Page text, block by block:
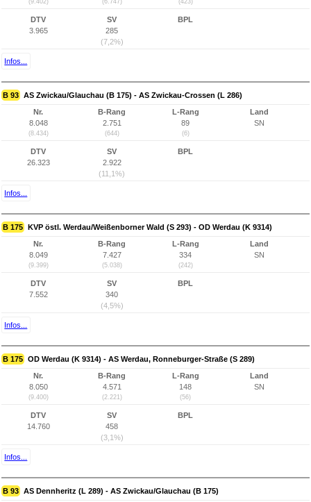
(9.402) (6.747) (423)
DTV
3.965
SV
285
(7,2%)
BPL
Infos...
B 93 AS Zwickau/Glauchau (B 175) - AS Zwickau-Crossen (L 286)
Nr.
8.048
(8.434)
B-Rang
2.751
(644)
L-Rang
89
(6)
Land
SN
DTV
26.323
SV
2.922
(11,1%)
BPL
Infos...
B 175 KVP östl. Werdau/Weißenborner Wald (S 293) - OD Werdau (K 9314)
Nr.
8.049
(9.399)
B-Rang
7.427
(5.038)
L-Rang
334
(242)
Land
SN
DTV
7.552
SV
340
(4,5%)
BPL
Infos...
B 175 OD Werdau (K 9314) - AS Werdau, Ronneburger-Straße (S 289)
Nr.
8.050
(9.400)
B-Rang
4.571
(2.221)
L-Rang
148
(56)
Land
SN
DTV
14.760
SV
458
(3,1%)
BPL
Infos...
B 93 AS Dennheritz (L 289) - AS Zwickau/Glauchau (B 175)